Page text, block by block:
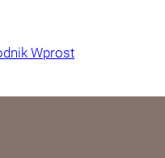
Wprost